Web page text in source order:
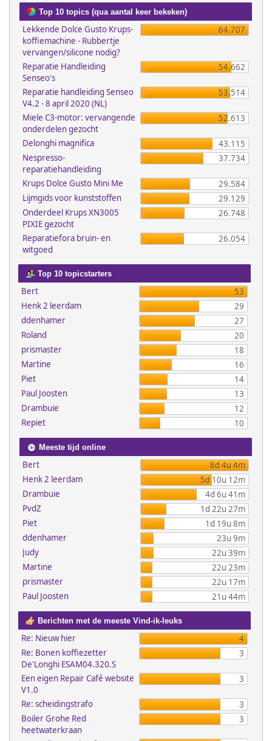
Top 10 topics (qua aantal keer bekeken)
Lekkende Dolce Gusto Krups-
koffiemachine - Rubbertje
vervangen/silicone nodig?
64.707
Reparatie Handleiding
Senseo's
54.662
Reparatie handleiding Senseo
V4.2 - 8 april 2020 (NL)
53.514
Miele C3-motor: vervangende
onderdelen gezocht
52.613
Delonghi magnifica
43.115
Nespresso-
reparatiehandleiding
37.734
Krups Dolce Gusto Mini Me
29.584
Lijmgids voor kunststoffen
29.129
Onderdeel Krups XN3005
PIXIE gezocht
26.748
Reparatiefora bruin- en
witgoed
26.054
Top 10 topicstarters
Bert
53
Henk 2 leerdam
29
ddenhamer
27
Roland
20
prismaster
18
Martine
16
Piet
14
Paul Joosten
13
Drambuie
12
Repiet
10
Meeste tijd online
Bert
8d 4u 4m
Henk 2 leerdam
5d 10u 12m
Drambuie
4d 6u 41m
PvdZ
1d 22u 27m
Piet
1d 19u 8m
ddenhamer
23u 9m
Judy
22u 39m
Martine
22u 23m
prismaster
22u 17m
Paul Joosten
21u 44m
Berichten met de meeste Vind-ik-leuks
Re: Nieuw hier
4
Re: Bonen koffiezetter
De'Longhi ESAM04.320.S
3
Een eigen Repair Café website
V1.0
3
Re: scheidingstrafo
3
Boiler Grohe Red
heetwaterkraan
3